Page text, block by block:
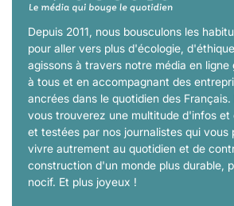
Depuis 2011, nous bousculons les
pour aller vers plus d'écologie,
agissons à travers notre média en
à tous et en accompagnant des
ancrées dans le quotidien des
vous trouverez une multitude d'infos et
et testées par nos journalistes qui vous
vivre autrement au quotidien et de
construction d'un monde plus durable,
nocif. Et plus joyeux !